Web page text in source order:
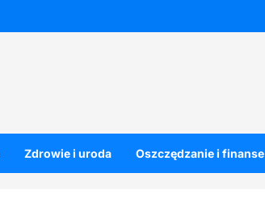
Zdrowie i uroda Oszczędzanie i finanse